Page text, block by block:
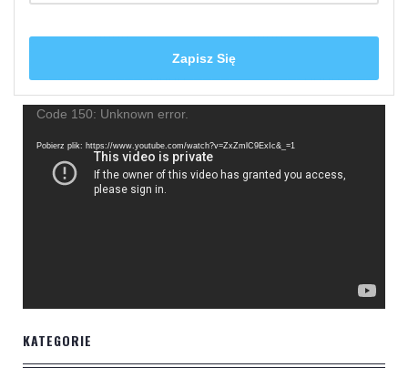
Odtwarzacz
Code 150: Unknown error.
Pobierz plik: https://www.youtube.com/watch?v=ZxZmlC9ExIc&_=1
KATEGORIE